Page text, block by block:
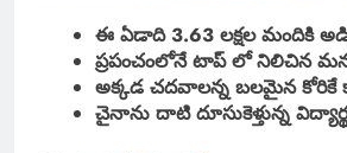
ఈ ఏడాది 3.63 లక్షల మందికి
ప్రపంచంలోనే టాప్ లో నిలిచిన
అక్కడ చదవాలన్న బలమైన కోరికే
చైనాను దాటి దూసుకెళ్తున్న